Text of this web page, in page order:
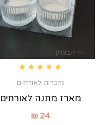
מזכרות לאורחים
מארז מתנה לאורחים
₪ 24